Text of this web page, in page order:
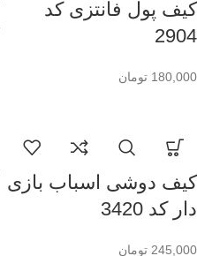
کیف پول فانتزی کد
2904
180,000 تومان
کیف دوشی اسباب بازی
دار کد 3420
245,000 تومان